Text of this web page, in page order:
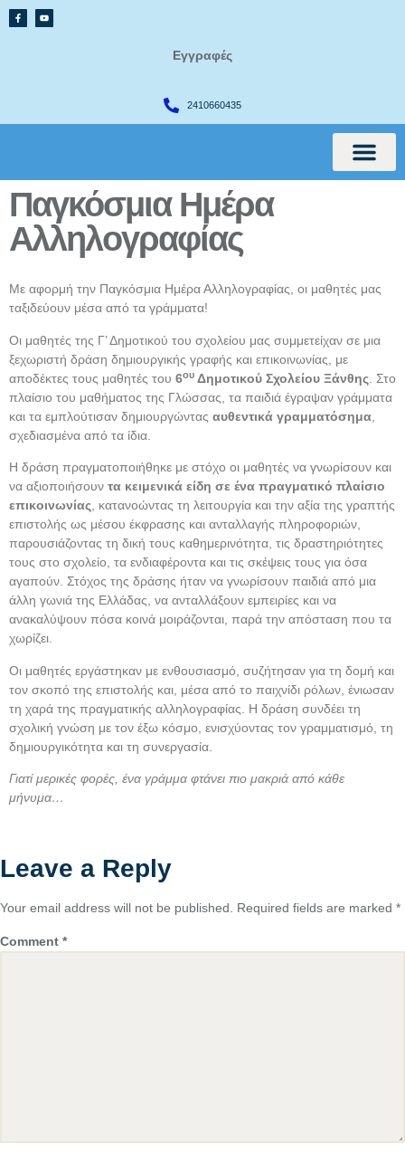
Εγγραφές
2410660435
Παγκόσμια Ημέρα
Αλληλογραφίας
Με αφορμή την Παγκόσμια Ημέρα Αλληλογραφίας, οι μαθητές μας
ταξιδεύουν μέσα από τα γράμματα!
Οι μαθητές της Γ’ Δημοτικού του σχολείου μας συμμετείχαν σε μια
ξεχωριστή δράση δημιουργικής γραφής και επικοινωνίας, με
αποδέκτες τους μαθητές του 6ου Δημοτικού Σχολείου Ξάνθης . Στο
πλαίσιο του μαθήματος της Γλώσσας, τα παιδιά έγραψαν γράμματα
και τα εμπλούτισαν δημιουργώντας αυθεντικά γραμματόσημα
σχεδιασμένα από τα ίδια.
Η δράση πραγματοποιήθηκε με στόχο οι μαθητές να γνωρίσουν και
να αξιοποιήσουν τα κειμενικά είδη σε ένα πραγματικό πλαίσιο
επικοινωνίας , κατανοώντας τη λειτουργία και την αξία της γραπτής
επιστολής ως μέσου έκφρασης και ανταλλαγής πληροφοριών,
παρουσιάζοντας τη δική τους καθημερινότητα, τις δραστηριότητες
τους στο σχολείο, τα ενδιαφέροντα και τις σκέψεις τους για όσα
αγαπούν. Στόχος της δράσης ήταν να γνωρίσουν παιδιά από μια
άλλη γωνιά της Ελλάδας, να ανταλλάξουν εμπειρίες και να
ανακαλύψουν πόσα κοινά μοιράζονται, παρά την απόσταση που τα
χωρίζει.
Οι μαθητές εργάστηκαν με ενθουσιασμό, συζήτησαν για τη δομή και
τον σκοπό της επιστολής και, μέσα από το παιχνίδι ρόλων, ένιωσαν
τη χαρά της πραγματικής αλληλογραφίας. Η δράση συνδέει τη
σχολική γνώση με τον έξω κόσμο, ενισχύοντας τον γραμματισμό, τη
δημιουργικότητα και τη συνεργασία.
Γιατί μερικές φορές, ένα γράμμα φτάνει πιο μακριά από κάθε
μήνυμα…
Leave a Reply
Your email address will not be published. Required fields are marked *
Comment *